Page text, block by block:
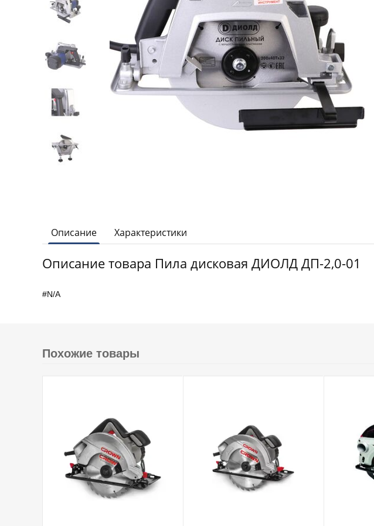
Описание Характеристики
Описание товара Пила дисковая ДИОЛД ДП-2,0-01
#N/A
Похожие товары